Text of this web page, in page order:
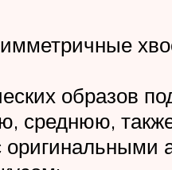
образов
среднюю,